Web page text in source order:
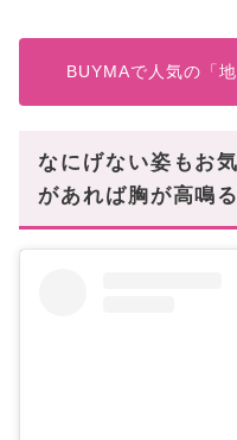
BUYMAで人気の「
なにげない姿もお
があれば胸が高鳴